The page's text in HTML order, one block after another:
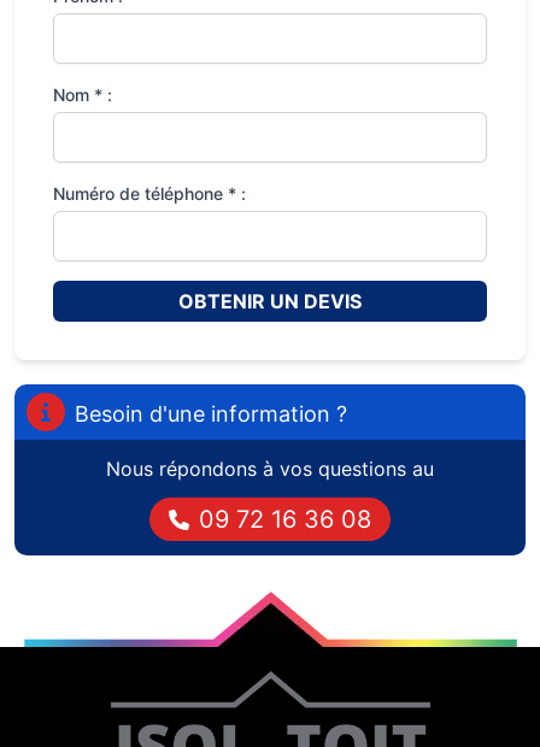
Nom * :
Numéro de téléphone * :
OBTENIR UN DEVIS
Besoin d'une information ?
Nous répondons à vos questions au
09 72 16 36 08